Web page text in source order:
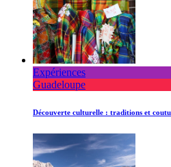
Expériences
Guadeloupe
Découverte culturelle : traditions et